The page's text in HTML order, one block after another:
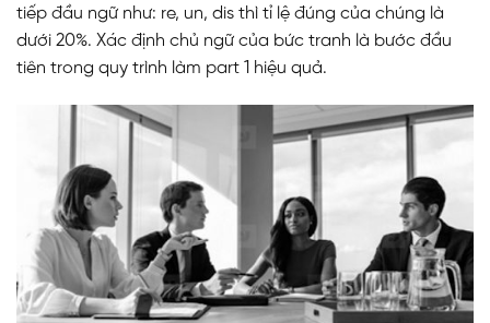
tiếp đầu ngữ như: re, un, dis thì tỉ lệ đúng của chúng là
dưới 20%. Xác định chủ ngữ của bức tranh là bước đầu
tiên trong quy trình làm part 1 hiệu quả.